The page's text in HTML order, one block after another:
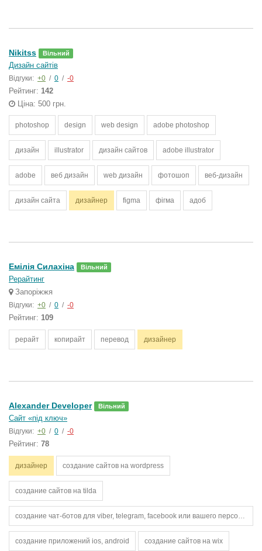
Nikitss Вільний
Дизайн сайтів
Відгуки: +0 / 0 / -0
Рейтинг: 142
Ціна: 500 грн.
photoshop design web design adobe photoshop
дизайн illustrator дизайн сайтов adobe illustrator
adobe веб дизайн web дизайн фотошоп веб-дизайн
дизайн сайта дизайнер figma фігма адоб
Емілія Силахіна Вільний
Рерайтинг
Запоріжжя
Відгуки: +0 / 0 / -0
Рейтинг: 109
рерайт копирайт перевод дизайнер
Alexander Developer Вільний
Сайт «під ключ»
Відгуки: +0 / 0 / -0
Рейтинг: 78
дизайнер создание сайтов на wordpress
создание сайтов на tilda
создание чат-ботов для viber, telegram, facebook или вашего персонального сайта.
создание приложений ios, android создание сайтов на wix